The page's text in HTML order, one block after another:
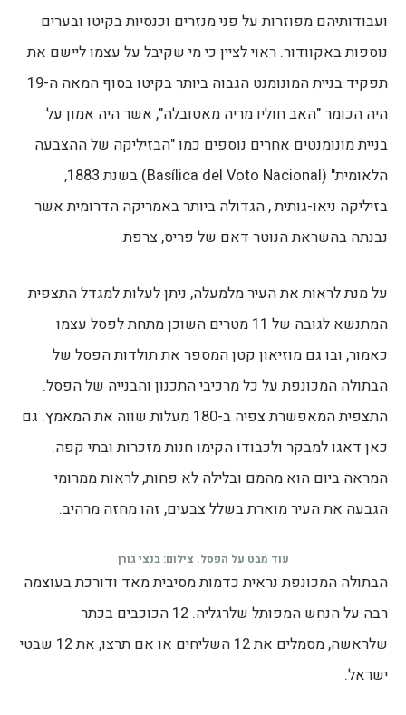
ועבודותיהם מפוזרות על פני מנזרים וכנסיות בקיטו ובערים
נוספות באקוודור. ראוי לציין כי מי שקיבל על עצמו ליישם את
תפקיד בניית המונומנט הגבוה ביותר בקיטו בסוף המאה ה-19
היה הכומר "האב חוליו מריה מאטובלה", אשר היה אמון על
בניית מונומנטים אחרים נוספים כמו "הבזיליקה של ההצבעה
הלאומית" (Basílica del Voto Nacional) בשנת 1883,
בזיליקה ניאו-גותית , הגדולה ביותר באמריקה הדרומית אשר
נבנתה בהשראת הנוטר דאם של פריס, צרפת.
על מנת לראות את העיר מלמעלה, ניתן לעלות למגדל התצפית
המתנשא לגובה של 11 מטרים השוכן מתחת לפסל עצמו
כאמור, ובו גם מוזיאון קטן המספר את תולדות הפסל של
הבתולה המכונפת על כל מרכיבי התכנון והבנייה של הפסל.
התצפית המאפשרת צפיה ב-180 מעלות שווה את המאמץ. גם
כאן דאגו למבקר ולכבודו הקימו חנות מזכרות ובתי קפה.
המראה ביום הוא מהמם ובלילה לא פחות, לראות ממרומי
הגבעה את העיר מוארת בשלל צבעים, זהו מחזה מרהיב.
עוד מבט על הפסל. צילום: בנצי גורן
הבתולה המכונפת נראית כדמות מסיבית מאד ודורכת בעוצמה
רבה על הנחש המפותל שלרגליה. 12 הכוכבים בכתר
שלראשה, מסמלים את 12 השליחים או אם תרצו, את 12 שבטי
ישראל.